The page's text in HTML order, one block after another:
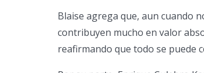
Blaise agrega que, aun cuando
contribuyen mucho en valor
reafirmando que todo se puede